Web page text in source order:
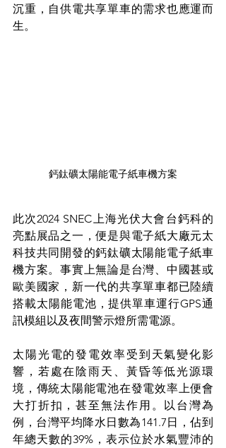
沉重，自供電共享單車的需求也應運而
生。
鈣鈦礦太陽能電子紙車機方案
此次2024 SNEC上海光伏大會台鈣科的
亮點展品之一，便是與電子紙大廠元太
科技共同開發的鈣鈦礦太陽能電子紙車
機方案。事實上無論是台灣、中國甚或
歐美國家，新一代的共享單車都已陸續
搭載太陽能電池，提供單車運行GPS通
訊模組以及夜間警示燈所需電源。
太陽光電的發電效率受到天氣變化影
響，若處在陰雨天、黃昏等低光源環
境，傳統太陽能電池在發電效率上便會
大打折扣，甚至無法作用。以台灣為
例，台灣平均降水日數為141.7日，佔到
年總天數的39%，表示位於水氣豐沛的